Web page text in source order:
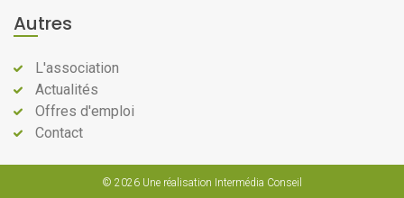
Autres
L'association
Actualités
Offres d'emploi
Contact
© 2026 Une réalisation Intermédia Conseil